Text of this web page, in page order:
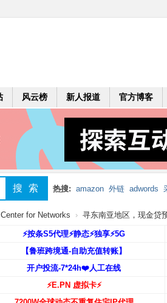
风云榜 新人报道 官方博客
搜索 热搜: amazon 外链 adwords
mobi 二个月 leadbolt 代理
for Networks › 寻东南亚地区，现金贷
⚡️按条S5代理⚡️静态⚡️独享⚡️5G
【鲁班跨境通-自助充值转账】
开户投流-7*24h❤️人工在线
⚡️E.PN 虚拟卡⚡️